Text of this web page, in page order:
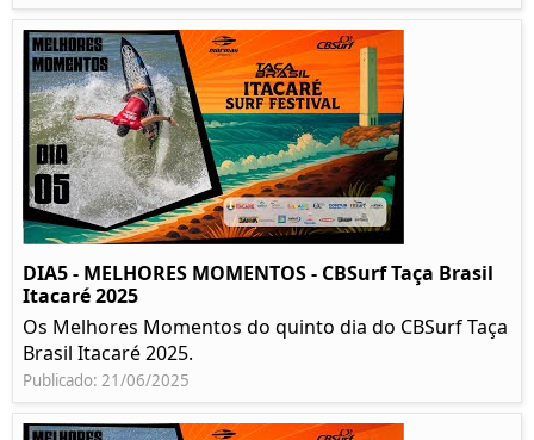
DIA5 - MELHORES MOMENTOS - CBSurf Taça Brasil
Itacaré 2025
Os Melhores Momentos do quinto dia do CBSurf Taça
Brasil Itacaré 2025.
Publicado: 21/06/2025